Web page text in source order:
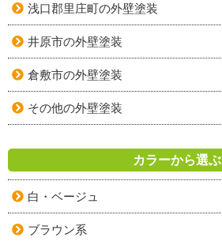
浅口郡里庄町の外壁塗装
井原市の外壁塗装
倉敷市の外壁塗装
その他の外壁塗装
カラーから選ぶ
白・ベージュ
ブラウン系